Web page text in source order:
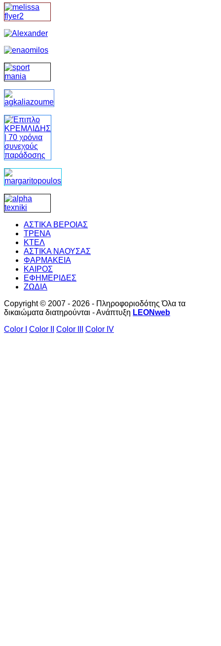
ΑΣΤΙΚΑ ΒΕΡΟΙΑΣ
ΤΡΕΝΑ
ΚΤΕΛ
ΑΣΤΙΚΑ ΝΑΟΥΣΑΣ
ΦΑΡΜΑΚΕΙΑ
ΚΑΙΡΟΣ
ΕΦΗΜΕΡΙΔΕΣ
ΖΩΔΙΑ
Copyright © 2007 - 2026 - Πληροφοριοδότης Όλα τα
δικαιώματα διατηρούνται - Ανάπτυξη LEONweb
Color I
Color II Color III Color IV